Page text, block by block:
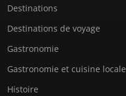
Destinations
Destinations de voyage
Gastronomie
Gastronomie et cuisine locale
Histoire